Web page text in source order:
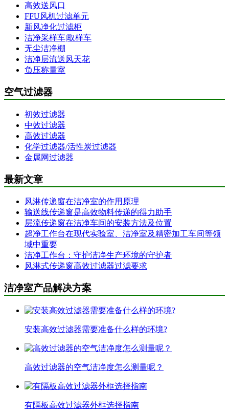
高效送风口
FFU风机过滤单元
新风净化过滤柜
洁净采样车|取样车
无尘洁净棚
洁净层流送风天花
负压称量室
空气过滤器
初效过滤器
中效过滤器
高效过滤器
化学过滤器/活性炭过滤器
金属网过滤器
最新文章
风淋传递窗在洁净室的作用原理
输送线传递窗是高效物料传递的得力助手
层流传递窗在洁净车间的安装方法及位置
超净工作台在现代实验室、洁净室及精密加工车间等领
域中重要
洁净工作台：守护洁净生产环境的守护者
风淋式传递窗高效过滤器过滤要求
洁净室产品解决方案
安装高效过滤器需要准备什么样的环境?
高效过滤器的空气洁净度怎么测量呢？
有隔板高效过滤器外框选择指南